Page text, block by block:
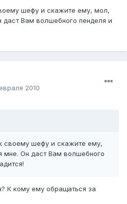
шефу и скажите ему, мол,
даст Вам волшебного пенделя и
2010
своему шефу и скажите ему,
мне. Он даст Вам волшебного
К кому ему обращаться за